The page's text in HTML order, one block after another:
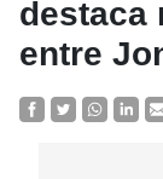
destaca
entre